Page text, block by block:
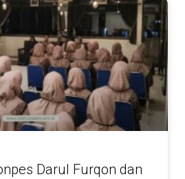
Darul Furqon dan